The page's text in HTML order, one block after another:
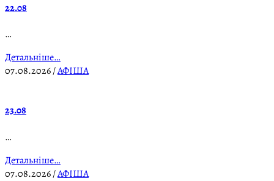
22.08
…
Детальніше…
07.08.2026/АФІША
23.08
…
Детальніше…
07.08.2026/АФІША